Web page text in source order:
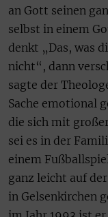
an Gott seinen
selbst in einem
denkt „Das, was
nicht“, dann
sagte der
Sache emotional
die sich mit
sei es in der
einem
ganz leicht auf
in Gelsenkirchen